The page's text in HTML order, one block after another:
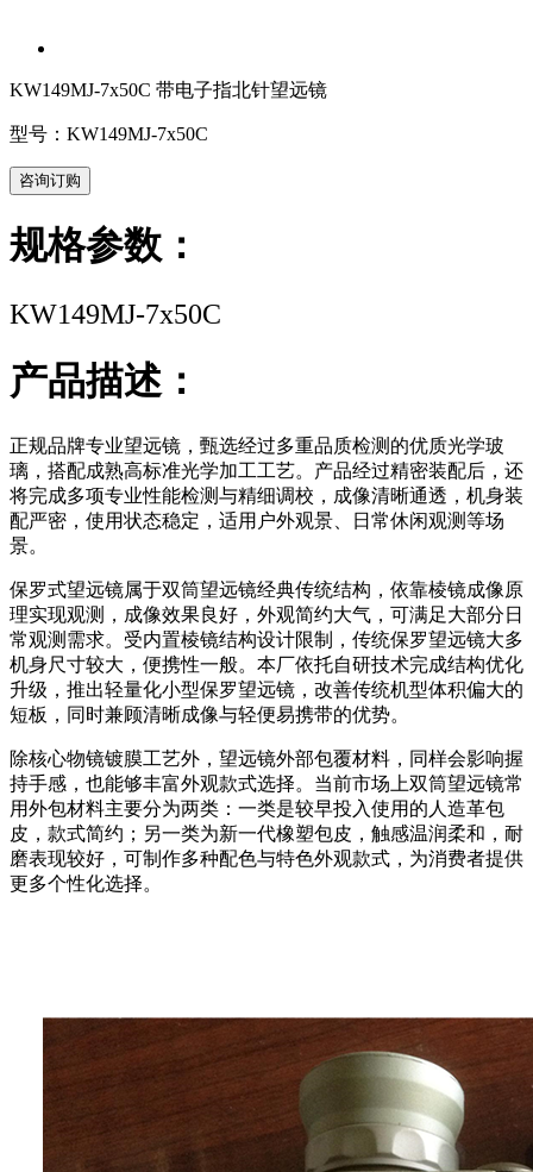
KW149MJ-7x50C 带电子指北针望远镜
型号：KW149MJ-7x50C
咨询订购
规格参数：
KW149MJ-7x50C
产品描述：
正规品牌专业望远镜，甄选经过多重品质检测的优质光学玻
璃，搭配成熟高标准光学加工工艺。产品经过精密装配后，还
将完成多项专业性能检测与精细调校，成像清晰通透，机身装
配严密，使用状态稳定，适用户外观景、日常休闲观测等场
景。
保罗式望远镜属于双筒望远镜经典传统结构，依靠棱镜成像原
理实现观测，成像效果良好，外观简约大气，可满足大部分日
常观测需求。受内置棱镜结构设计限制，传统保罗望远镜大多
机身尺寸较大，便携性一般。本厂依托自研技术完成结构优化
升级，推出轻量化小型保罗望远镜，改善传统机型体积偏大的
短板，同时兼顾清晰成像与轻便易携带的优势。
除核心物镜镀膜工艺外，望远镜外部包覆材料，同样会影响握
持手感，也能够丰富外观款式选择。当前市场上双筒望远镜常
用外包材料主要分为两类：一类是较早投入使用的人造革包
皮，款式简约；另一类为新一代橡塑包皮，触感温润柔和，耐
磨表现较好，可制作多种配色与特色外观款式，为消费者提供
更多个性化选择。